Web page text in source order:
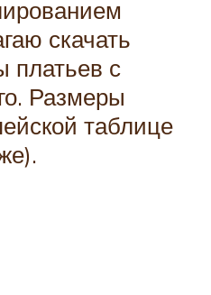
скачать
платьев с
Размеры
таблице